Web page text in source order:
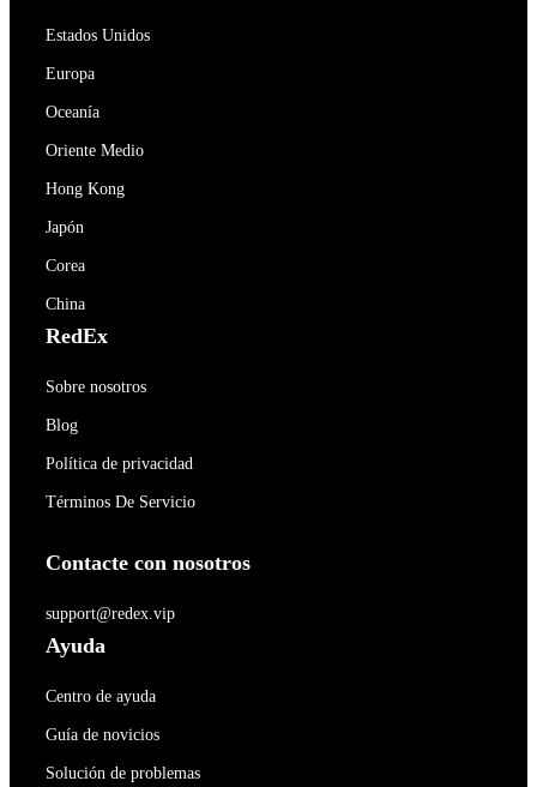
Estados Unidos
Europa
Oceanía
Oriente Medio
Hong Kong
Japón
Corea
China
RedEx
Sobre nosotros
Blog
Política de privacidad
Términos De Servicio
Contacte con nosotros
support@redex.vip
Ayuda
Centro de ayuda
Guía de novicios
Solución de problemas